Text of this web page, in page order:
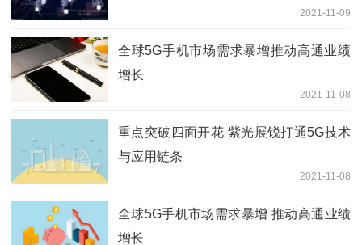
2021-11-09
全球5G手机市场需求暴增推动高通业绩
增长
2021-11-08
重点突破四面开花 紫光展锐打通5G技术
与应用链条
2021-11-08
全球5G手机市场需求暴增 推动高通业绩
增长